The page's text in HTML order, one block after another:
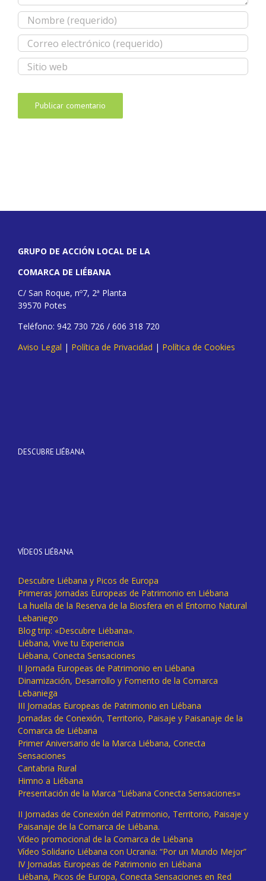
GRUPO DE ACCIÓN LOCAL DE LA
COMARCA DE LIÉBANA
C/ San Roque, nº7, 2ª Planta
39570 Potes
Teléfono: 942 730 726 / 606 318 720
Aviso Legal | Política de Privacidad | Política de Cookies
DESCUBRE LIÉBANA
VÍDEOS LIÉBANA
Descubre Liébana y Picos de Europa
Primeras Jornadas Europeas de Patrimonio en Liébana
La huella de la Reserva de la Biosfera en el Entorno Natural
Lebaniego
Blog trip: «Descubre Liébana».
Liébana, Vive tu Experiencia
Liébana, Conecta Sensaciones
II Jornada Europeas de Patrimonio en Liébana
Dinamización, Desarrollo y Fomento de la Comarca
Lebaniega
III Jornadas Europeas de Patrimonio en Liébana
Jornadas de Conexión, Territorio, Paisaje y Paisanaje de la
Comarca de Liébana
Primer Aniversario de la Marca Liébana, Conecta
Sensaciones
Cantabria Rural
Himno a Liébana
Presentación de la Marca “Liébana Conecta Sensaciones»
II Jornadas de Conexión del Patrimonio, Territorio, Paisaje y
Paisanaje de la Comarca de Liébana.
Vídeo promocional de la Comarca de Liébana
Vídeo Solidario Liébana con Ucrania: “Por un Mundo Mejor”
IV Jornadas Europeas de Patrimonio en Liébana
Liébana, Picos de Europa, Conecta Sensaciones en Red